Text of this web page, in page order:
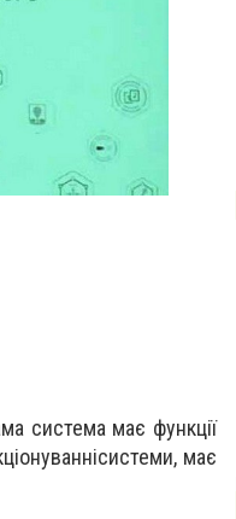
система має функції
має